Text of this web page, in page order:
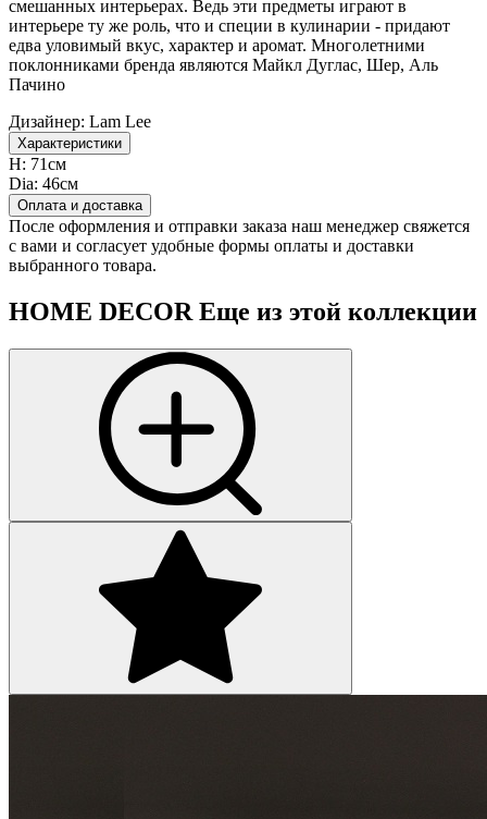
смешанных интерьерах. Ведь эти предметы играют в
интерьере ту же роль, что и специи в кулинарии - придают
едва уловимый вкус, характер и аромат. Многолетними
поклонниками бренда являются Майкл Дуглас, Шер, Аль
Пачино
Дизайнер: Lam Lee
Характеристики
H: 71см
Dia: 46см
Оплата и доставка
После оформления и отправки заказа наш менеджер свяжется
с вами и согласует удобные формы оплаты и доставки
выбранного товара.
HOME DECOR Еще из этой коллекции